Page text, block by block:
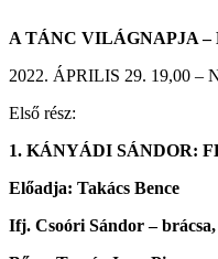
A TÁNC VILÁGNAPJA
2022. ÁPRILIS 29. 19,00 –
Első rész:
1. KÁNYÁDI SÁNDOR:
Előadja: Takács Bence
Ifj. Csoóri Sándor –